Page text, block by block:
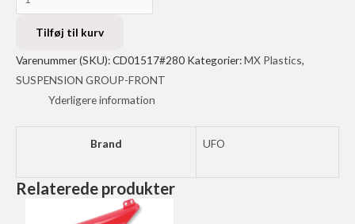
WHITE
POWERTilføj til kurv
Varenummer (SKU):CD01517#280 Kategorier:MX Plastics,
SUSPENSION GROUP-FRONT
Yderligere information
Brand UFO
Relaterede produkter